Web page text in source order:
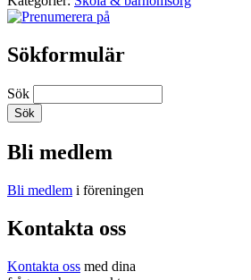
Sökformulär
Sök
Bli medlem
Bli medlem i föreningen
Kontakta oss
Kontakta oss med dina